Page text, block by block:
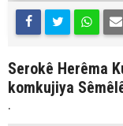
Serokê Herêma
komkujiya
.